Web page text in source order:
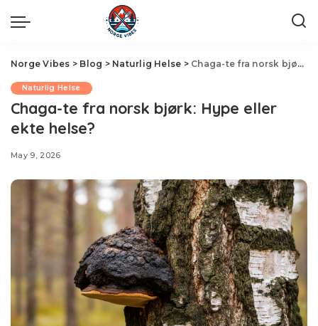
Norge Vibes > Blog > Naturlig Helse > Chaga-te fra norsk bjørk: Hype eller ekte helse?
Naturlig Helse
Chaga-te fra norsk bjørk: Hype eller
ekte helse?
May 9, 2026